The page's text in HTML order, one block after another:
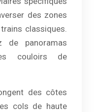
des zones
classiques.
de panoramas
couloirs de
des côtes
cols de haute